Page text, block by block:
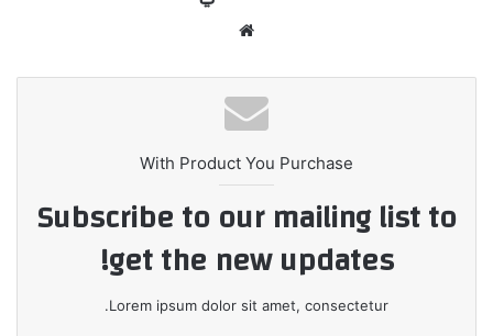
With Product You Purchase
Subscribe to our mailing list to
get the new updates!
Lorem ipsum dolor sit amet, consectetur.